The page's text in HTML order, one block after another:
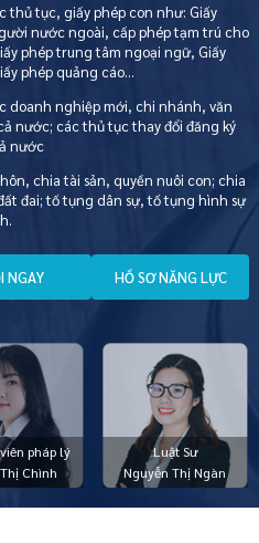
pháp lý
Chình
Luật Sư
Nguyễn Thị Ngàn
thủ tục, giấy phép con như: Giấy
nước ngoài, cấp phép tạm trú cho
phép trung tâm ngoại ngữ, Giấy
phép quảng cáo…
doanh nghiệp mới, chi nhánh, văn
nước; các thủ tục thay đổi đăng ký
nước
chia tài sản, quyền nuôi con; chia
đai; tố tụng dân sự, tố tụng hình sự
I NGAY HỒ SƠ NĂNG LỰC